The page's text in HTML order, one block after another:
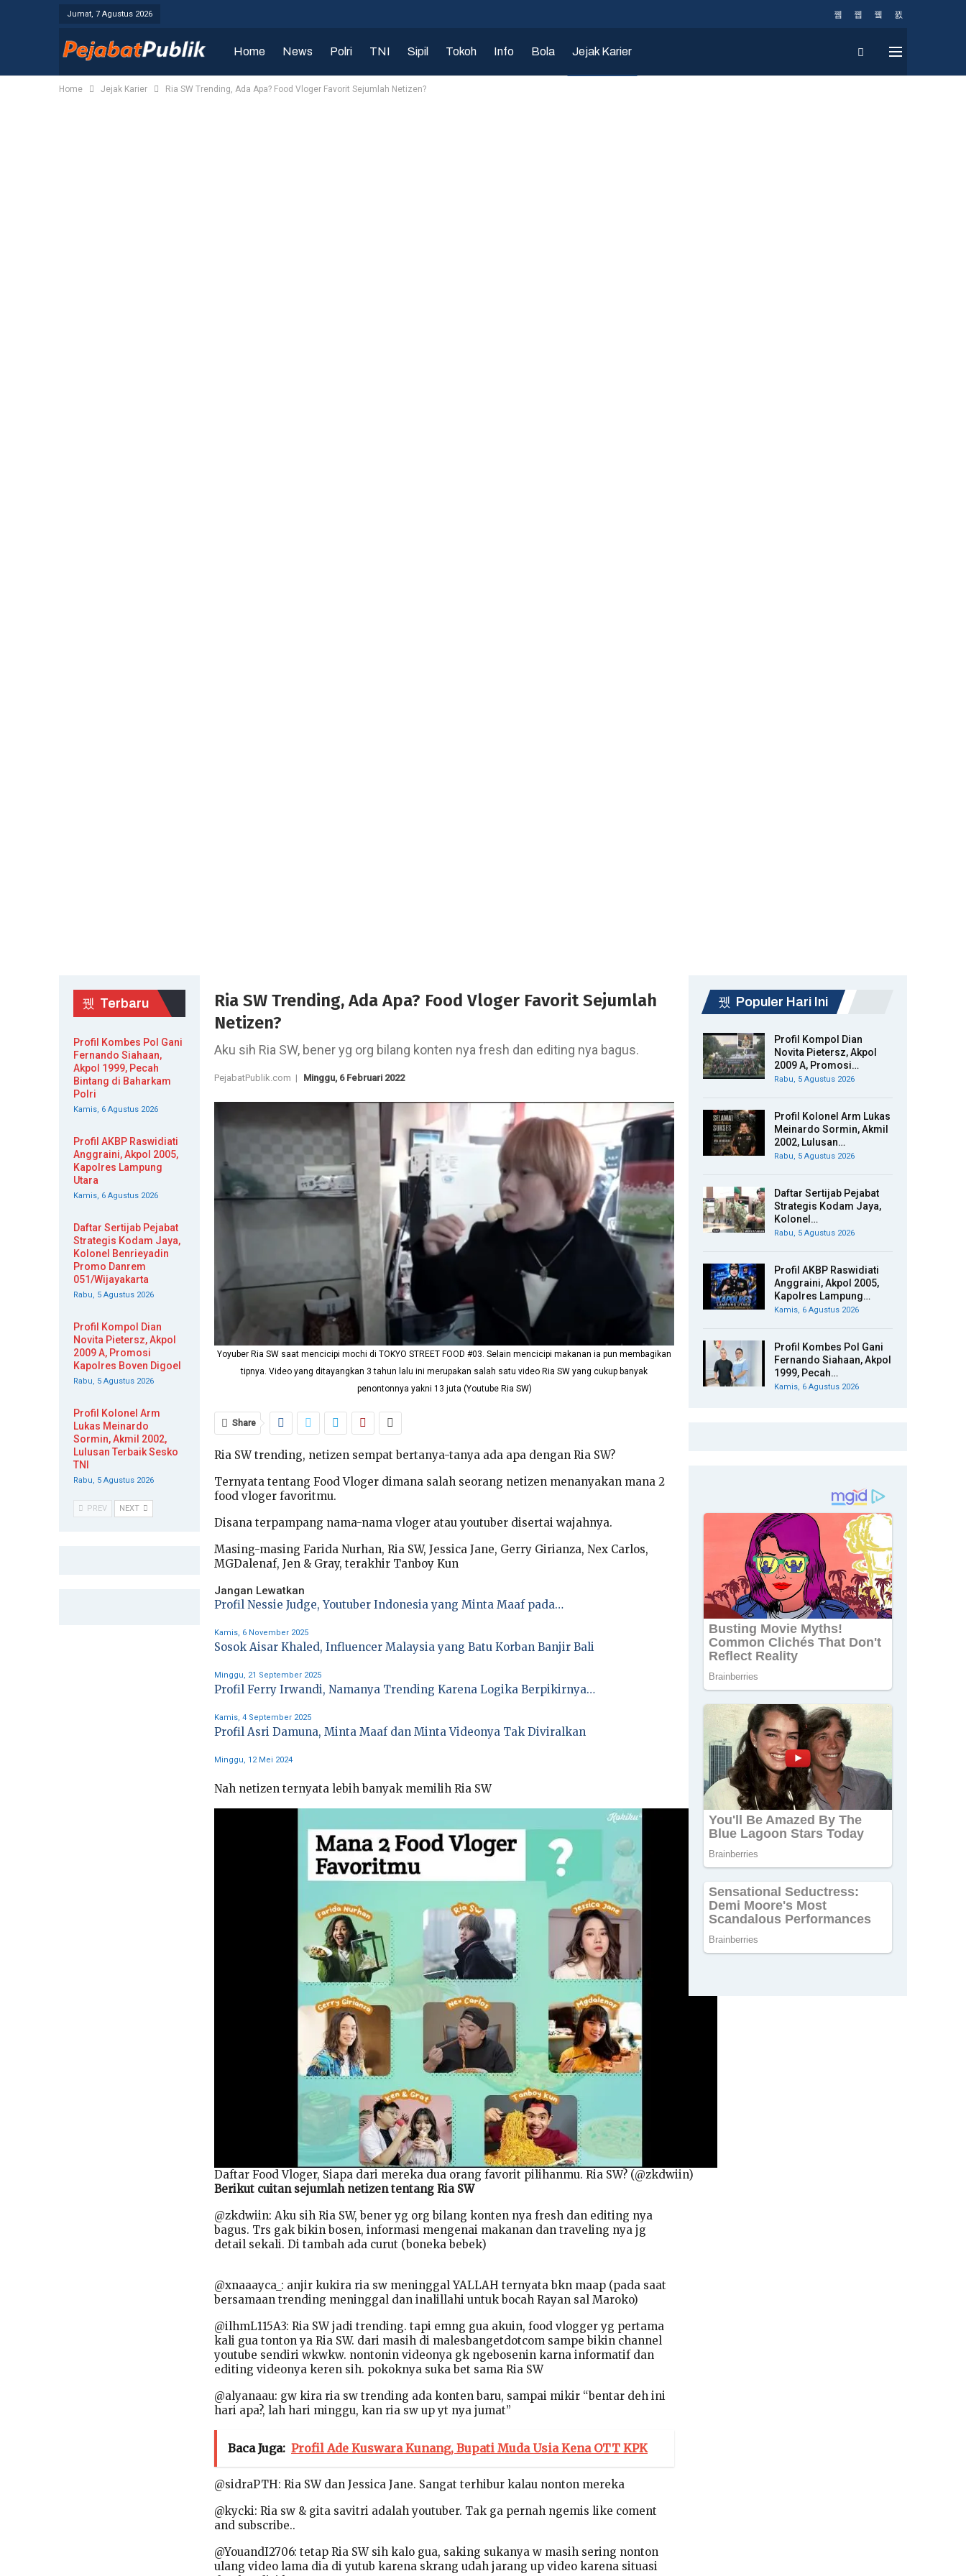
Jumat, 7 Agustus 2026
Home News Polri TNI Sipil Tokoh Info Bola Jejak Karier
Home Jejak Karier Ria SW Trending, Ada Apa? Food Vloger Favorit Sejumlah Netizen?
Ria SW Trending, Ada Apa? Food Vloger Favorit Sejumlah
Netizen?
Aku sih Ria SW, bener yg org bilang konten nya fresh dan editing nya bagus.
PejabatPublik.com | Minggu, 6 Februari 2022
Yoyuber Ria SW saat mencicipi mochi di TOKYO STREET FOOD #03. Selain mencicipi makanan ia pun membagikan
tipnya. Video yang ditayangkan 3 tahun lalu ini merupakan salah satu video Ria SW yang cukup banyak
penontonnya yakni 13 juta (Youtube Ria SW)
Share
Ria SW trending, netizen sempat bertanya-tanya ada apa dengan Ria SW?
Ternyata tentang Food Vloger dimana salah seorang netizen menanyakan mana 2
food vloger favoritmu.
Disana terpampang nama-nama vloger atau youtuber disertai wajahnya.
Masing-masing Farida Nurhan, Ria SW, Jessica Jane, Gerry Girianza, Nex Carlos,
MGDalenaf, Jen & Gray, terakhir Tanboy Kun
Jangan Lewatkan
Profil Nessie Judge, Youtuber Indonesia yang Minta Maaf pada…
Kamis, 6 November 2025
Sosok Aisar Khaled, Influencer Malaysia yang Batu Korban Banjir Bali
Minggu, 21 September 2025
Profil Ferry Irwandi, Namanya Trending Karena Logika Berpikirnya…
Kamis, 4 September 2025
Profil Asri Damuna, Minta Maaf dan Minta Videonya Tak Diviralkan
Minggu, 12 Mei 2024
Nah netizen ternyata lebih banyak memilih Ria SW
Daftar Food Vloger, Siapa dari mereka dua orang favorit pilihanmu. Ria SW? (@zkdwiin)
Berikut cuitan sejumlah netizen tentang Ria SW
@zkdwiin: Aku sih Ria SW, bener yg org bilang konten nya fresh dan editing nya
bagus. Trs gak bikin bosen, informasi mengenai makanan dan traveling nya jg
detail sekali. Di tambah ada curut (boneka bebek)
@xnaaayca_: anjir kukira ria sw meninggal YALLAH ternyata bkn maap (pada saat
bersamaan trending meninggal dan inalillahi untuk bocah Rayan sal Maroko)
@ilhmL115A3: Ria SW jadi trending. tapi emng gua akuin, food vlogger yg pertama
kali gua tonton ya Ria SW. dari masih di malesbangetdotcom sampe bikin channel
youtube sendiri wkwkw. nontonin videonya gk ngebosenin karna informatif dan
editing videonya keren sih. pokoknya suka bet sama Ria SW
@alyanaau: gw kira ria sw trending ada konten baru, sampai mikir “bentar deh ini
hari apa?, lah hari minggu, kan ria sw up yt nya jumat”
Baca Juga: Profil Ade Kuswara Kunang, Bupati Muda Usia Kena OTT KPK
@sidraPTH: Ria SW dan Jessica Jane. Sangat terhibur kalau nonton mereka
@kycki: Ria sw & gita savitri adalah youtuber. Tak ga pernah ngemis like coment
and subscribe..
@YouandI2706: tetap Ria SW sih kalo gua, saking sukanya w masih sering nonton
ulang video lama dia di yutub karena skrang udah jarang up video karena situasi
Populer Hari Ini
Profil Kompol Dian
Novita Pietersz, Akpol
2009 A, Promosi…
Rabu, 5 Agustus 2026
Profil Kolonel Arm Lukas
Meinardo Sormin, Akmil
2002, Lulusan…
Rabu, 5 Agustus 2026
Daftar Sertijab Pejabat
Strategis Kodam Jaya,
Kolonel…
Rabu, 5 Agustus 2026
Profil AKBP Raswidiati
Anggraini, Akpol 2005,
Kapolres Lampung…
Kamis, 6 Agustus 2026
Profil Kombes Pol Gani
Fernando Siahaan, Akpol
1999, Pecah…
Kamis, 6 Agustus 2026
Terbaru
Profil Kombes Pol Gani
Fernando Siahaan,
Akpol 1999, Pecah
Bintang di Baharkam
Polri
Kamis, 6 Agustus 2026
Profil AKBP Raswidiati
Anggraini, Akpol 2005,
Kapolres Lampung
Utara
Kamis, 6 Agustus 2026
Daftar Sertijab Pejabat
Strategis Kodam Jaya,
Kolonel Benrieyadin
Promo Danrem
051/Wijayakarta
Rabu, 5 Agustus 2026
Profil Kompol Dian
Novita Pietersz, Akpol
2009 A, Promosi
Kapolres Boven Digoel
Rabu, 5 Agustus 2026
Profil Kolonel Arm
Lukas Meinardo
Sormin, Akmil 2002,
Lulusan Terbaik Sesko
TNI
Rabu, 5 Agustus 2026
PREV NEXT